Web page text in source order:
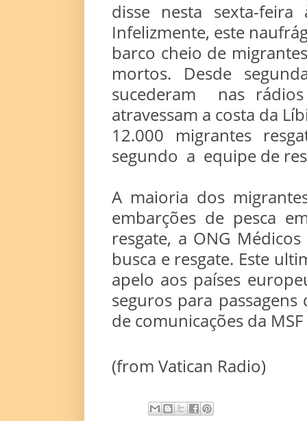
disse nesta sexta-
Infelizmente, este
barco cheio de
mortos. Desde
sucederam nas
atravessam a costa da
12.000 migrantes
segundo a equipe de
A maioria dos
embarções de pesca
resgate, a ONG
busca e resgate. Este
apelo aos países
seguros para
de comunicações da
(from Vatican Radio)